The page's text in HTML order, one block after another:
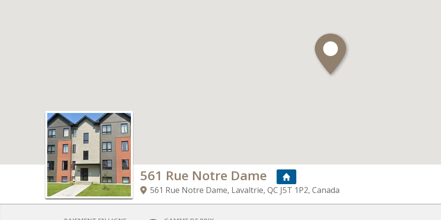
561 Rue Notre Dame
561 Rue Notre Dame, Lavaltrie, QC J5T 1P2, Canada